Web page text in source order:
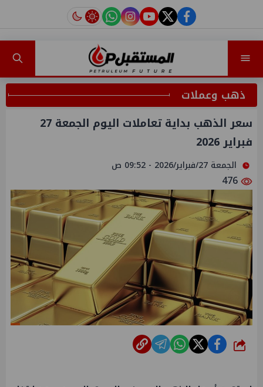
facebook
twitter
youtube
instagram
tiktok
ذهب وعملات
سعر الذهب بداية تعاملات اليوم الجمعة 27
فبراير 2026
الجمعة 27/فبراير/2026 - 09:52 ص
شارك